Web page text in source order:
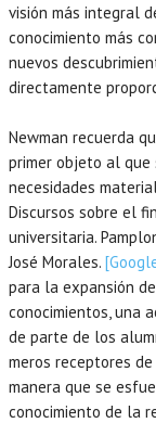
visión más integral
conocimiento más
nuevos
directamente
Newman recuerda
primer objeto al que
necesidades
Discursos sobre el
universitaria.
José Morales.
para la expansión
conocimientos, una
de parte de los
meros receptores
manera que se
conocimiento de la